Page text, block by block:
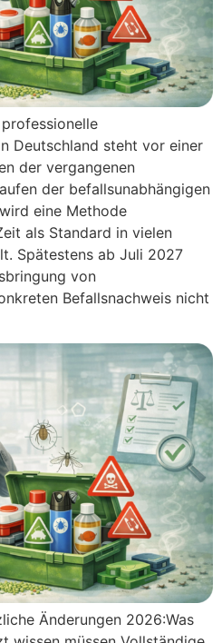
Deutschland steht vor einer
der vergangenen
der befallsunabhängigen
eine Methode
als Standard in vielen
Spätestens ab Juli 2027
von
Befallsnachweis nicht
Änderungen 2026:Was